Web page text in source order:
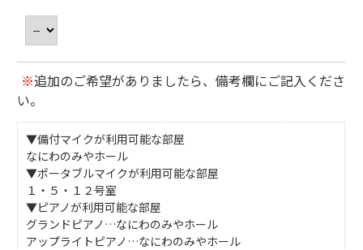
※追加のご希望がありましたら、備考欄にご記入くださ
い。
▼備付マイクが利用可能な部屋
なにわのみやホール
▼ポータブルマイクが利用可能な部屋
１・５・１２号室
▼ピアノが利用可能な部屋
グランドピアノ…なにわのみやホール
アップライトピアノ…なにわのみやホール